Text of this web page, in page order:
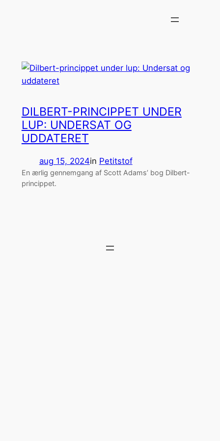
DILBERT-PRINCIPPET UNDER
LUP: UNDERSAT OG
UDDATERET
aug 15, 2024in Petitstof
En ærlig gennemgang af Scott Adams’ bog Dilbert-
princippet.